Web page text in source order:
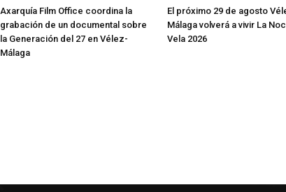
Axarquía Film Office coordina la
grabación de un documental sobre
la Generación del 27 en Vélez-
Málaga
El próximo 29 de agosto
Málaga volverá a vivir La
Vela 2026